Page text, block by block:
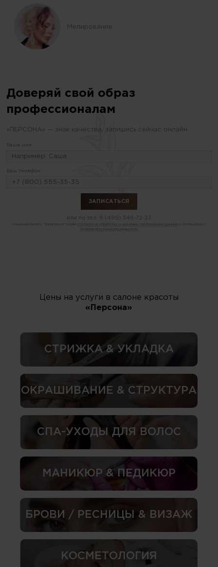
Мелирование
Доверяй свой образ
профессионалам
«ПЕРСОНА» — знак качества, запишись сейчас онлайн
Ваше имя:
Ваш телефон:
или по тел. 8 (499) 346-72-23
Нажимая кнопку "Записаться" я даю согласие на обработку и хранение персональных данных
политикой конфиденциальности
Цены на услуги в салоне красоты
«Персона»
СТРИЖКА & УКЛАДКА
ОКРАШИВАНИЕ & СТРУКТУРА
СПА-УХОДЫ ДЛЯ ВОЛОС
МАНИКЮР & ПЕДИКЮР
БРОВИ / РЕСНИЦЫ & ВИЗАЖ
КОСМЕТОЛОГИЯ